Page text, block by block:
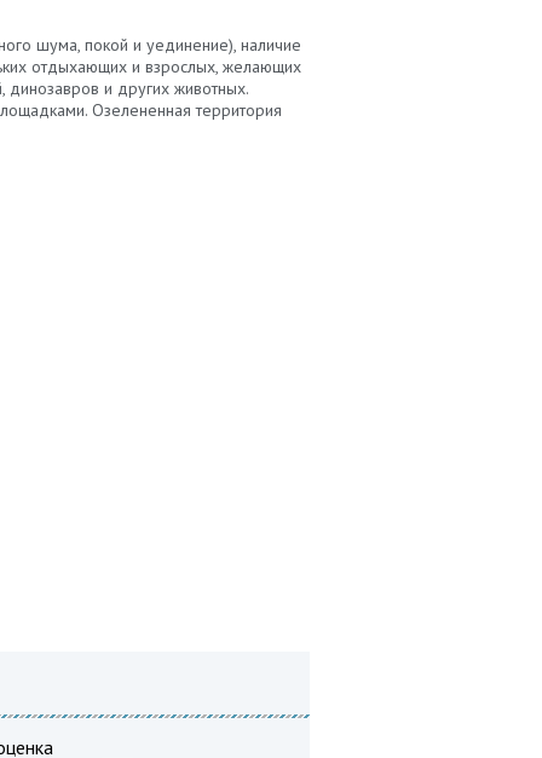
шума, покой и уединение), наличие
отдыхающих и взрослых, желающих
динозавров и других животных.
Озелененная территория